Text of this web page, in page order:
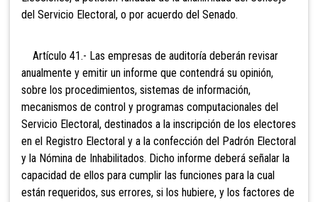
del Servicio Electoral, o por acuerdo del Senado.
Artículo 41.- Las empresas de auditoría deberán revisar
anualmente y emitir un informe que contendrá su opinión,
sobre los procedimientos, sistemas de información,
mecanismos de control y programas computacionales del
Servicio Electoral, destinados a la inscripción de los electores
en el Registro Electoral y a la confección del Padrón Electoral
y la Nómina de Inhabilitados. Dicho informe deberá señalar la
capacidad de ellos para cumplir las funciones para la cual
están requeridos, sus errores, si los hubiere, y los factores de